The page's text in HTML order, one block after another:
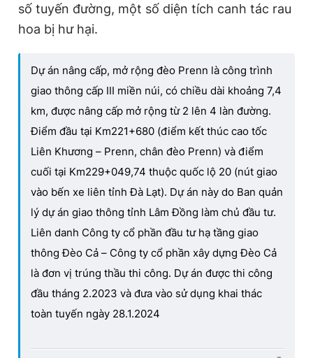
số tuyến đường, một số diện tích canh tác rau
hoa bị hư hại.
Dự án nâng cấp, mở rộng đèo Prenn là công trình
giao thông cấp III miền núi, có chiều dài khoảng 7,4
km, được nâng cấp mở rộng từ 2 lên 4 làn đường.
Điểm đầu tại Km221+680 (điểm kết thúc cao tốc
Liên Khương – Prenn, chân đèo Prenn) và điểm
cuối tại Km229+049,74 thuộc quốc lộ 20 (nút giao
vào bến xe liên tỉnh Đà Lạt). Dự án này do Ban quản
lý dự án giao thông tỉnh Lâm Đồng làm chủ đầu tư.
Liên danh Công ty cổ phần đầu tư hạ tầng giao
thông Đèo Cả – Công ty cổ phần xây dựng Đèo Cả
là đơn vị trúng thầu thi công. Dự án được thi công
đầu tháng 2.2023 và đưa vào sử dụng khai thác
toàn tuyến ngày 28.1.2024